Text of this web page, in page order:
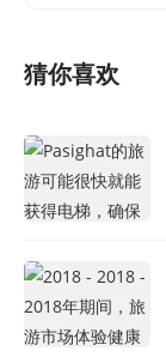
猜你喜欢